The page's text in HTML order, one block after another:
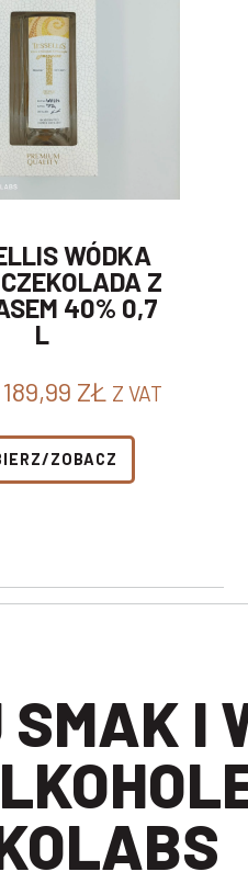
WÓDKA
Z
40% 0,7
L
189,99 ZŁ Z VAT
ZOBACZ